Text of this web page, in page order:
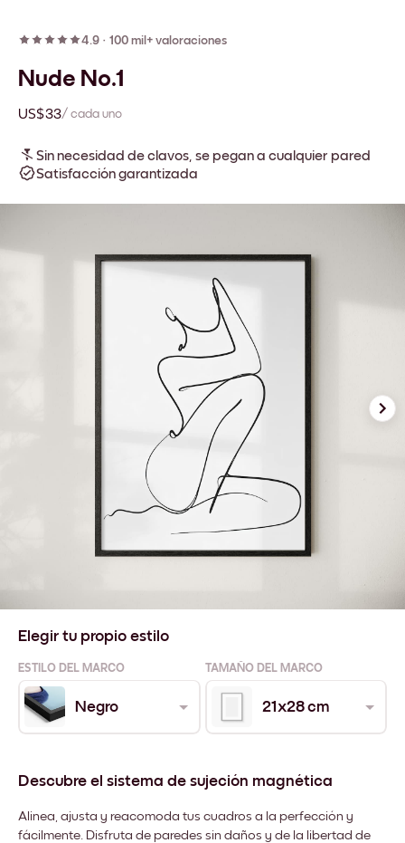
4.9 · 100 mil+ valoraciones
Nude No.1
US$33/ cada uno
Sin necesidad de clavos, se pegan a cualquier pared
Satisfacción garantizada
Elegir tu propio estilo
ESTILO DEL MARCO TAMAÑO DEL MARCO
Negro 21x28 cm
Descubre el sistema de sujeción magnética
Alinea, ajusta y reacomoda tus cuadros a la perfección y
fácilmente. Disfruta de paredes sin daños y de la libertad de